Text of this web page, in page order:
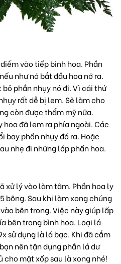
vào tiếp bình hoa. Phần
như nó bắt đầu hoa nở ra.
phần nhụy nó đi. Vì cái thứ
rất dễ bị lem. Sẽ làm cho
còn được thẩm mỹ nữa.
hoa đã lem ra phía ngoài. Các
bay phần nhụy đó ra. Hoặc
nhẹ đi những lớp phấn hoa.
xử lý vào làm tâm. Phần hoa ly
bông. Sau khi làm xong chúng
bên trong. Việc này giúp lấp
bên trong bình hoa. Loại lá
sử dụng là lá bạc. Khi đã cắm
nên tận dụng phần lá dư
cho mặt xốp sau là xong nhé!